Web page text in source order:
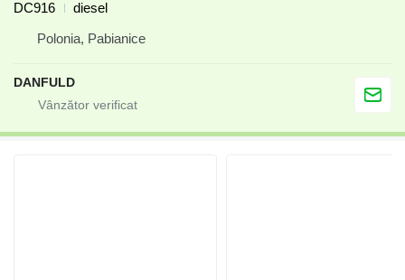
DC916
diesel
Polonia, Pabianice
DANFULD